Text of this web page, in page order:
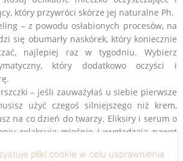
który przywróci skórze jej naturalne Ph.
– z powodu osłabionych procesów, na
się obumarły naskórek, który koniecznie
najlepiej raz w tygodniu. Wybierz
który dodatkowo oczyści i
– jeśli zauważyłaś u siebie pierwsze
użyć czegoś silniejszego niż krem,
na co dzień do twarzy. Eliksiry i serum o
relaksują mięśnie i wygładzają nawet
pliki cookie w celu usprawnienia